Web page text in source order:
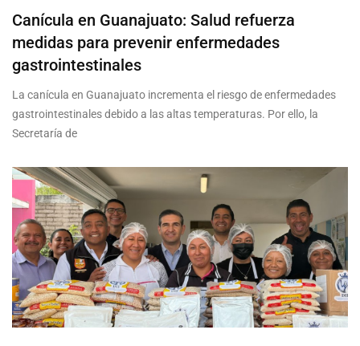
Canícula en Guanajuato: Salud refuerza
medidas para prevenir enfermedades
gastrointestinales
La canícula en Guanajuato incrementa el riesgo de enfermedades
gastrointestinales debido a las altas temperaturas. Por ello, la
Secretaría de